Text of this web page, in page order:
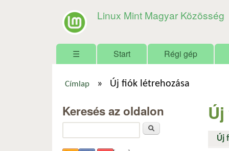
Linux Mint Magyar Közösség
Főmenü
☰ Start Régi gép
Címlap » Új fiók létrehozása
Új
Keresés az oldalon